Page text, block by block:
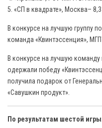
5. «СП в квадрате», Москва–
В конкурсе на лучшую группу
команда «Квинтэссенция»,
В конкурсе на лучшую
одержали победу
получила подарок от
«Савушкин продукт».
По результатам шестой